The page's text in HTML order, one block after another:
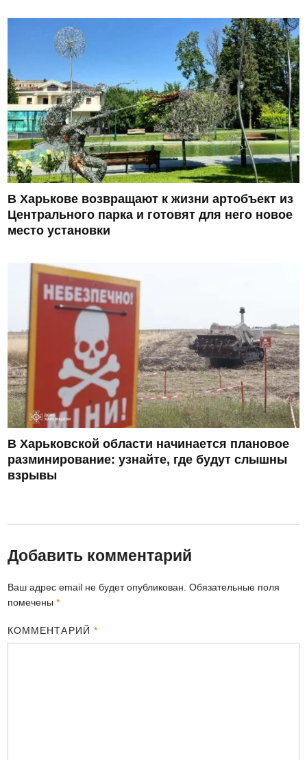
В Харькове возвращают к жизни артобъект из
Центрального парка и готовят для него новое
место установки
В Харьковской области начинается плановое
разминирование: узнайте, где будут слышны
взрывы
Добавить комментарий
Ваш адрес email не будет опубликован. Обязательные поля
помечены*
КОММЕНТАРИЙ *